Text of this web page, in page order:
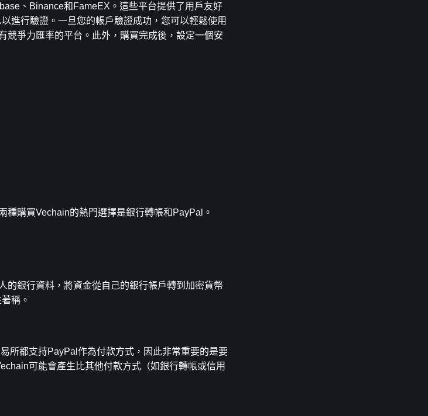
、Binance和FameEX。這些平台提供了用戶友好
進行驗證。一旦您的帳戶驗證成功，您可以輕鬆使用
競爭力匯率的平台。此外，購買完成後，設定一個安
購買Vechain的熱門選擇是銀行轉帳和PayPal。
的銀行資料，將資金從自己的銀行帳戶轉到加密貨幣
稱。
所都支持PayPal作為付款方式，因此非常重要的是要
可能會產生比其他付款方式（如銀行轉帳或信用